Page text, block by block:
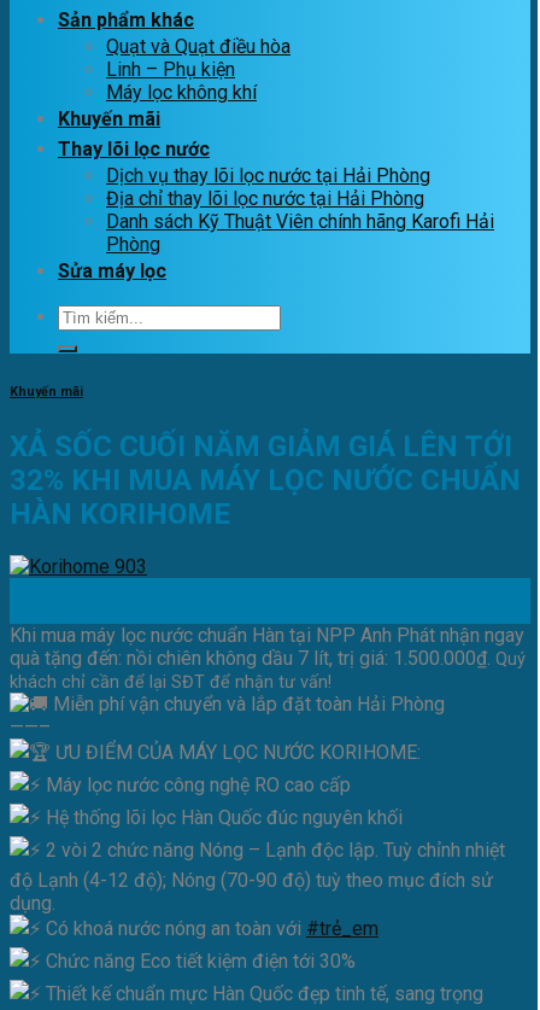
Sản phẩm khác
Quạt và Quạt điều hòa
Linh – Phụ kiện
Máy lọc không khí
Khuyến mãi
Thay lõi lọc nước
Dịch vụ thay lõi lọc nước tại Hải Phòng
Địa chỉ thay lõi lọc nước tại Hải Phòng
Danh sách Kỹ Thuật Viên chính hãng Karofi Hải
Phòng
Sửa máy lọc
Tìm
kiếm:
Khuyến mãi
XẢ SỐC CUỐI NĂM GIẢM GIÁ LÊN TỚI
32% KHI MUA MÁY LỌC NƯỚC CHUẨN
HÀN KORIHOME
Khi mua máy lọc nước chuẩn Hàn tại NPP Anh Phát nhận ngay
quà tặng đến: nồi chiên không dầu 7 lít, trị giá: 1.500.000₫. Quý
khách chỉ cần để lại SĐT để nhận tư vấn!
Miễn phí vận chuyển và lắp đặt toàn Hải Phòng
——–
ƯU ĐIỂM CỦA MÁY LỌC NƯỚC KORIHOME:
Máy lọc nước công nghệ RO cao cấp
Hệ thống lõi lọc Hàn Quốc đúc nguyên khối
2 vòi 2 chức năng Nóng – Lạnh độc lập. Tuỳ chỉnh nhiệt
độ Lạnh (4-12 độ); Nóng (70-90 độ) tuỳ theo mục đích sử
dụng.
Có khoá nước nóng an toàn với #trẻ_em
Chức năng Eco tiết kiệm điện tới 30%
Thiết kế chuẩn mực Hàn Quốc đẹp tinh tế, sang trọng